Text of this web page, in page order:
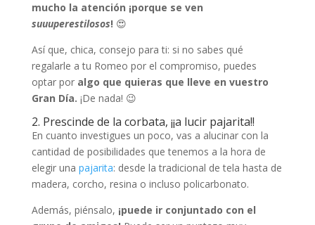
mucho la atención ¡porque se ven
suuuperestilosos! 😍
Así que, chica, consejo para ti: si no sabes qué
regalarle a tu Romeo por el compromiso, puedes
optar por algo que quieras que lleve en vuestro
Gran Día. ¡De nada! 😉
2. Prescinde de la corbata, ¡¡a lucir pajarita!!
En cuanto investigues un poco, vas a alucinar con la
cantidad de posibilidades que tenemos a la hora de
elegir una pajarita: desde la tradicional de tela hasta de
madera, corcho, resina o incluso policarbonato.
Además, piénsalo, ¡puede ir conjuntado con el